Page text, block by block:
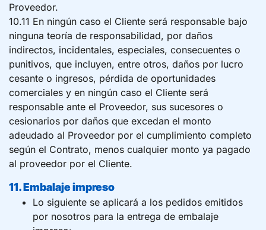
Proveedor.
10.11 En ningún caso el Cliente será responsable bajo
ninguna teoría de responsabilidad, por daños
indirectos, incidentales, especiales, consecuentes o
punitivos, que incluyen, entre otros, daños por lucro
cesante o ingresos, pérdida de oportunidades
comerciales y en ningún caso el Cliente será
responsable ante el Proveedor, sus sucesores o
cesionarios por daños que excedan el monto
adeudado al Proveedor por el cumplimiento completo
según el Contrato, menos cualquier monto ya pagado
al proveedor por el Cliente.
11. Embalaje impreso
Lo siguiente se aplicará a los pedidos emitidos
por nosotros para la entrega de embalaje